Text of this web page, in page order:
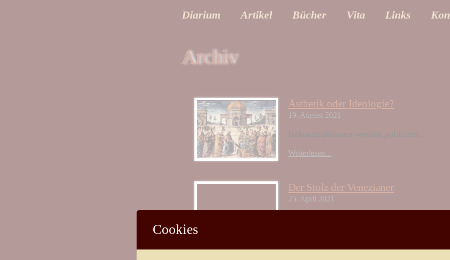
Diarium Artikel Bücher Vita Links
Archiv
Ästhetik oder Ideologie?
19. August 2021
Rekonstruktionen werden politisiert.
Weiterlesen...
Der Stolz der Venezianer
25. April 2021
Cookies